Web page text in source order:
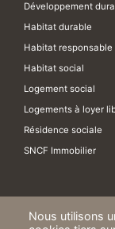
Nous utilisons
Développement
Habitat durable
Habitat responsable
Habitat social
Logement social
Logements à loyer
Résidence sociale
SNCF Immobilier